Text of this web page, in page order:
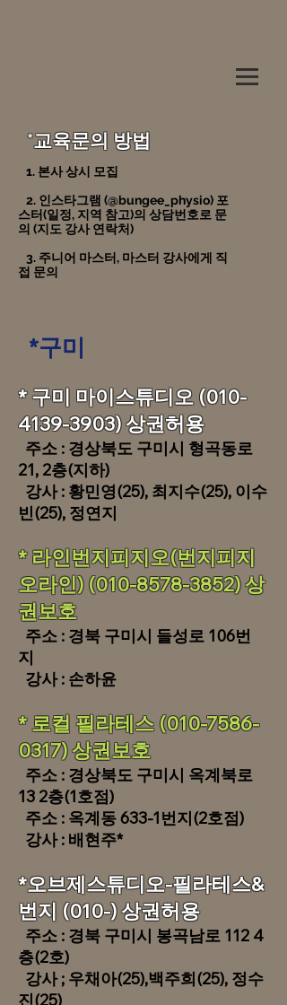
*교육문의 방법
1. 본사 상시 모집
2. 인스타그램 (@bungee_physio) 포
스터(일정, 지역 참고)의 상담번호로 문
의 (지도 강사 연락처)
3. 주니어 마스터, 마스터 강사에게 직
접 문의
*구미
​​* 구미 마이스튜디오 (010-
4139-3903)상권허용
주소 : 경상북도 구미시 형곡동로
21, 2층(지하)
강사 : 황민영(25), 최지수(25), 이수
빈(25), 정연지
​​* 라인번지피지오(번지피지
오라인)(010-8578-3852)상
권보호
주소 : 경북 구미시 들성로 106번
지
​ 강사 : 손하윤
​​* 로컬 필라테스 (010-7586-
0317)상권보호
주소 : 경상북도 구미시 옥계북로
13 2층(1호점)
​ 주소 : 옥계동 633-1번지(2호점)
강사 : 배현주*
*오브제스튜디오-필라테스&
번지 (010-) 상권허용
주소 : 경북 구미시 봉곡남로 112 4
층(2호)
강사 ; 우채아(25),백주희(25), 정수
진(25)